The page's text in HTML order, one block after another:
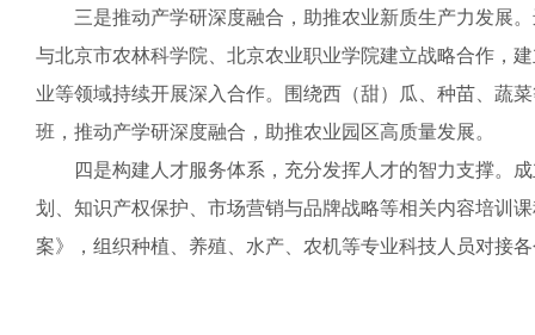
三是推动产学研深度融合，助推农业新质生产力发展。
与北京市农林科学院、北京农业职业学院建立战略合作，
业等领域持续开展深入合作。围绕西（甜）瓜、种苗、蔬
班，推动产学研深度融合，助推农业园区高质量发展。
四是构建人才服务体系，充分发挥人才的智力支撑。成
划、知识产权保护、市场营销与品牌战略等相关内容培训
案》，组织种植、养殖、水产、农机等专业科技人员对接